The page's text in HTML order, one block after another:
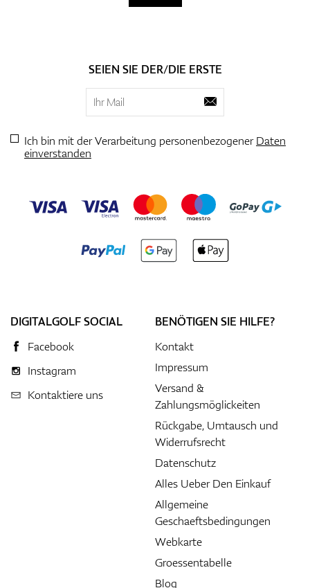
SEIEN SIE DER/DIE ERSTE
Ich bin mit der Verarbeitung personenbezogenerDaten
einverstanden
DIGITALGOLF SOCIAL
Facebook
Instagram
Kontaktiere uns
BENÖTIGEN SIE HILFE?
Kontakt
Impressum
Versand &
Zahlungsmöglickeiten
Rückgabe, Umtausch und
Widerrufsrecht
Datenschutz
Alles Ueber Den Einkauf
Allgemeine
Geschaeftsbedingungen
Webkarte
Groessentabelle
Blog